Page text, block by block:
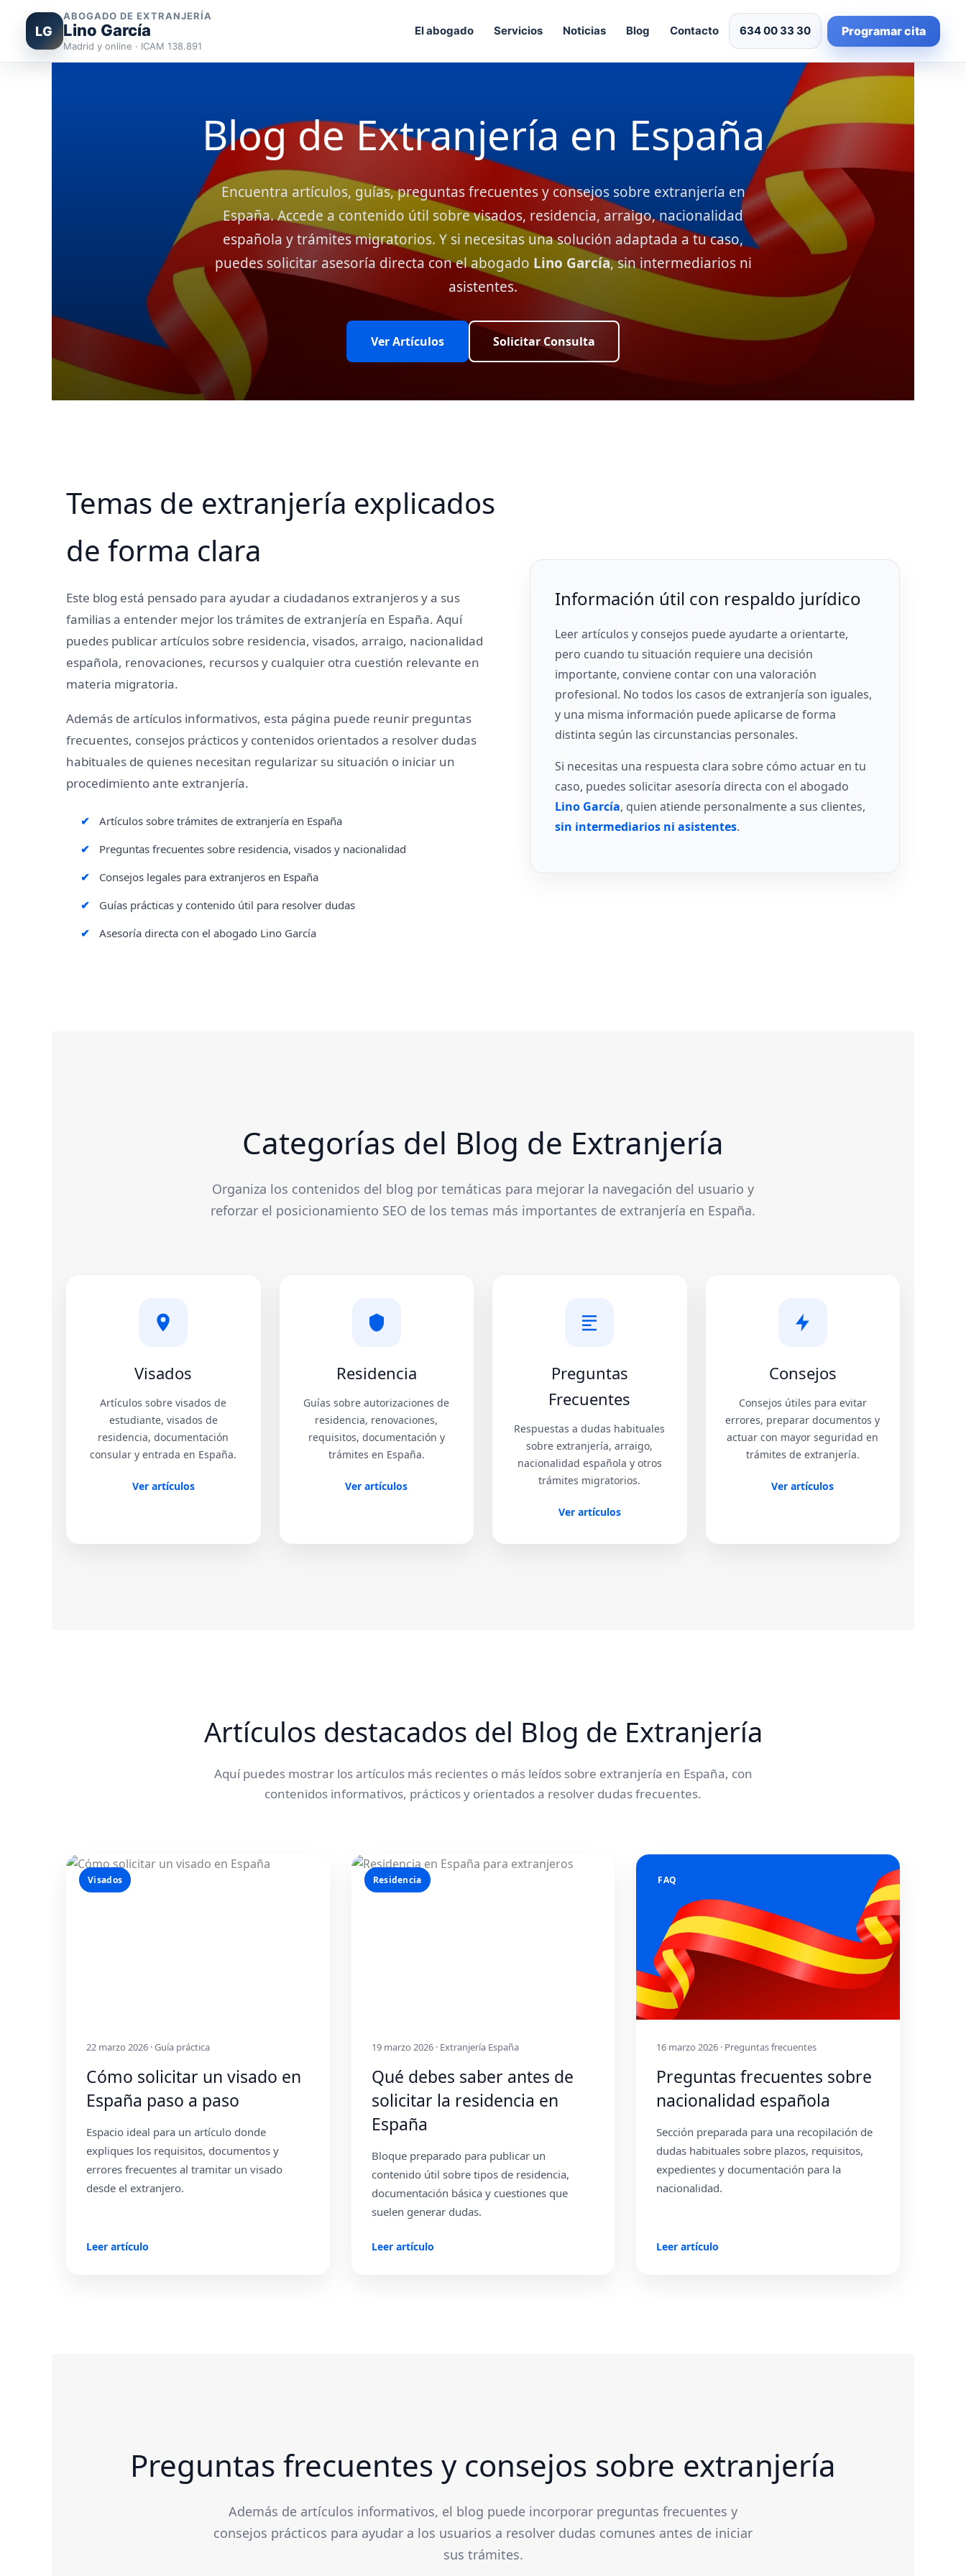
LG
ABOGADO DE EXTRANJERÍA
Lino García
Madrid y online · ICAM 138.891
El abogado Servicios Noticias Blog Contacto 634 00 33 30 Programar cita
Blog de Extranjería en España
Encuentra artículos, guías, preguntas frecuentes y consejos sobre extranjería en
España. Accede a contenido útil sobre visados, residencia, arraigo, nacionalidad
española y trámites migratorios. Y si necesitas una solución adaptada a tu caso,
puedes solicitar asesoría directa con el abogado Lino García, sin intermediarios ni
asistentes.
Ver Artículos Solicitar Consulta
Temas de extranjería explicados
de forma clara
Este blog está pensado para ayudar a ciudadanos extranjeros y a sus
familias a entender mejor los trámites de extranjería en España. Aquí
puedes publicar artículos sobre residencia, visados, arraigo, nacionalidad
española, renovaciones, recursos y cualquier otra cuestión relevante en
materia migratoria.
Además de artículos informativos, esta página puede reunir preguntas
frecuentes, consejos prácticos y contenidos orientados a resolver dudas
habituales de quienes necesitan regularizar su situación o iniciar un
procedimiento ante extranjería.
Artículos sobre trámites de extranjería en España
Preguntas frecuentes sobre residencia, visados y nacionalidad
Consejos legales para extranjeros en España
Guías prácticas y contenido útil para resolver dudas
Asesoría directa con el abogado Lino García
Información útil con respaldo jurídico
Leer artículos y consejos puede ayudarte a orientarte,
pero cuando tu situación requiere una decisión
importante, conviene contar con una valoración
profesional. No todos los casos de extranjería son iguales,
y una misma información puede aplicarse de forma
distinta según las circunstancias personales.
Si necesitas una respuesta clara sobre cómo actuar en tu
caso, puedes solicitar asesoría directa con el abogado
Lino García, quien atiende personalmente a sus clientes,
sin intermediarios ni asistentes.
Categorías del Blog de Extranjería
Organiza los contenidos del blog por temáticas para mejorar la navegación del usuario y
reforzar el posicionamiento SEO de los temas más importantes de extranjería en España.
Visados
Artículos sobre visados de
estudiante, visados de
residencia, documentación
consular y entrada en España.
Ver artículos
Residencia
Guías sobre autorizaciones de
residencia, renovaciones,
requisitos, documentación y
trámites en España.
Ver artículos
Preguntas
Frecuentes
Respuestas a dudas habituales
sobre extranjería, arraigo,
nacionalidad española y otros
trámites migratorios.
Ver artículos
Consejos
Consejos útiles para evitar
errores, preparar documentos y
actuar con mayor seguridad en
trámites de extranjería.
Ver artículos
Artículos destacados del Blog de Extranjería
Aquí puedes mostrar los artículos más recientes o más leídos sobre extranjería en España, con
contenidos informativos, prácticos y orientados a resolver dudas frecuentes.
Visados
22 marzo 2026 · Guía práctica
Cómo solicitar un visado en
España paso a paso
Espacio ideal para un artículo donde
expliques los requisitos, documentos y
errores frecuentes al tramitar un visado
desde el extranjero.
Leer artículo
Residencia
19 marzo 2026 · Extranjería España
Qué debes saber antes de
solicitar la residencia en
España
Bloque preparado para publicar un
contenido útil sobre tipos de residencia,
documentación básica y cuestiones que
suelen generar dudas.
Leer artículo
FAQ
16 marzo 2026 · Preguntas frecuentes
Preguntas frecuentes sobre
nacionalidad española
Sección preparada para una recopilación de
dudas habituales sobre plazos, requisitos,
expedientes y documentación para la
nacionalidad.
Leer artículo
Preguntas frecuentes y consejos sobre extranjería
Además de artículos informativos, el blog puede incorporar preguntas frecuentes y
consejos prácticos para ayudar a los usuarios a resolver dudas comunes antes de iniciar
sus trámites.